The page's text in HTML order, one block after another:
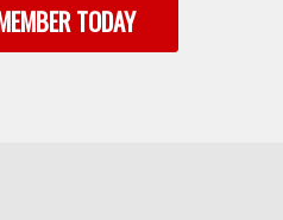
TODAY